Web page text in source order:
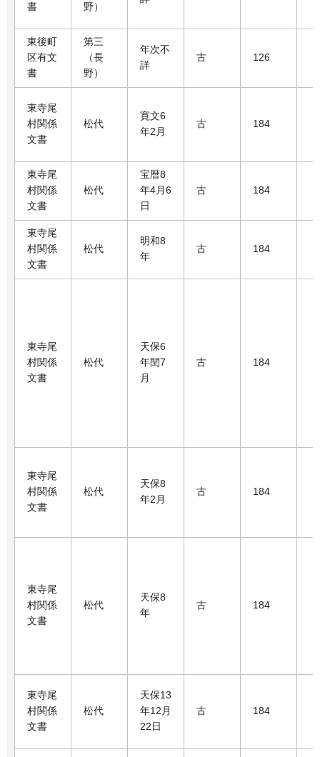
書 野）
東後町
区有文
書
第三
（長
野）
年次不
詳
古 126
東寺尾
村関係
文書
松代
寛文6
年2月
古 184
東寺尾
村関係
文書
松代
宝暦8
年4月6
日
古 184
東寺尾
村関係
文書
松代
明和8
年
古 184
東寺尾
村関係
文書
松代
天保6
年閏7
月
古 184
東寺尾
村関係
文書
松代
天保8
年2月
古 184
東寺尾
村関係
文書
松代
天保8
年
古 184
東寺尾
村関係
文書
松代
天保13
年12月
22日
古 184